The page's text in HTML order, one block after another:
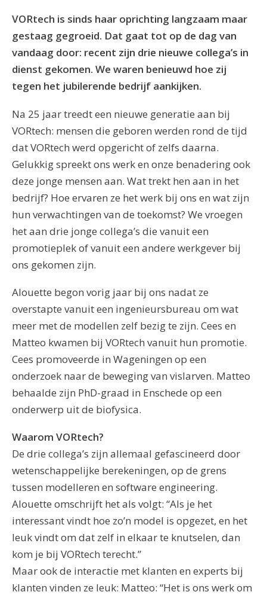
VORtech is sinds haar oprichting langzaam maar
gestaag gegroeid. Dat gaat tot op de dag van
vandaag door: recent zijn drie nieuwe collega’s in
dienst gekomen. We waren benieuwd hoe zij
tegen het jubilerende bedrijf aankijken.
Na 25 jaar treedt een nieuwe generatie aan bij
VORtech: mensen die geboren werden rond de tijd
dat VORtech werd opgericht of zelfs daarna.
Gelukkig spreekt ons werk en onze benadering ook
deze jonge mensen aan. Wat trekt hen aan in het
bedrijf? Hoe ervaren ze het werk bij ons en wat zijn
hun verwachtingen van de toekomst? We vroegen
het aan drie jonge collega’s die vanuit een
promotieplek of vanuit een andere werkgever bij
ons gekomen zijn.
Alouette begon vorig jaar bij ons nadat ze
overstapte vanuit een ingenieursbureau om wat
meer met de modellen zelf bezig te zijn. Cees en
Matteo kwamen bij VORtech vanuit hun promotie.
Cees promoveerde in Wageningen op een
onderzoek naar de beweging van vislarven. Matteo
behaalde zijn PhD-graad in Enschede op een
onderwerp uit de biofysica.
Waarom VORtech?
De drie collega’s zijn allemaal gefascineerd door
wetenschappelijke berekeningen, op de grens
tussen modelleren en software engineering.
Alouette omschrijft het als volgt: “Als je het
interessant vindt hoe zo’n model is opgezet, en het
leuk vindt om dat zelf in elkaar te knutselen, dan
kom je bij VORtech terecht.”
Maar ook de interactie met klanten en experts bij
klanten vinden ze leuk: Matteo: “Het is ons werk om